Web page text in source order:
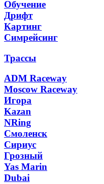
Обучение
Дрифт
Картинг
Симрейсинг
Трассы
ADM Raceway
Moscow Raceway
Игора
Kazan
NRing
Смоленск
Сириус
Грозный
Yas Marin
Dubai